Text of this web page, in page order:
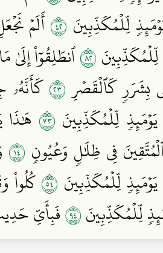
لِّلۡمُكَذِّبِينَ ٢٤أَلَمۡ
٢٨ٱنطَلِقُوٓاْ
بِشَرَرٖ كَٱلۡقَصۡرِ ٣٢
لِّلۡمُكَذِّبِينَ ٣٧ هَٰذَا
فِي ظِلَٰلٖ وَعُيُونٖ ٤١
لِّلۡمُكَذِّبِينَ ٤٥كُلُواْ
لِّلۡمُكَذِّبِينَ٤٩فَبِأَيِّ